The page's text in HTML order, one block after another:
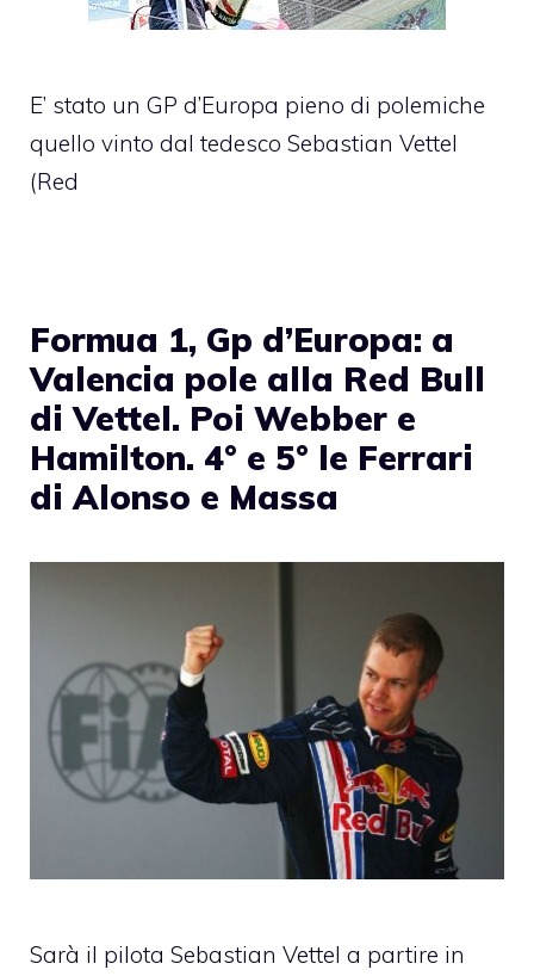
E’ stato un GP d’Europa pieno di polemiche
quello vinto dal tedesco Sebastian Vettel
(Red
Formua 1, Gp d’Europa: a
Valencia pole alla Red Bull
di Vettel. Poi Webber e
Hamilton. 4° e 5° le Ferrari
di Alonso e Massa
Sarà il pilota Sebastian Vettel a partire in